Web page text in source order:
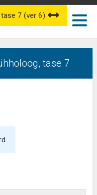
tase 7
7 (ver 6)